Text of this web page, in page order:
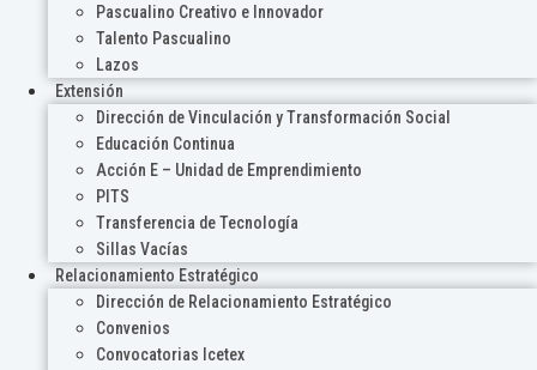
Pascualino Creativo e Innovador
Talento Pascualino
Lazos
Extensión
Dirección de Vinculación y Transformación Social
Educación Continua
Acción E – Unidad de Emprendimiento
PITS
Transferencia de Tecnología
Sillas Vacías
Relacionamiento Estratégico
Dirección de Relacionamiento Estratégico
Convenios
Convocatorias Icetex